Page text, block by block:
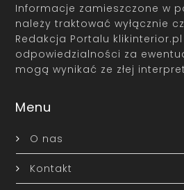
Informacje zamieszczone w
należy traktować wyłącznie
Redakcja Portalu
odpowiedzialności za
mogą wynikać ze złej
Menu
O nas
Kontakt